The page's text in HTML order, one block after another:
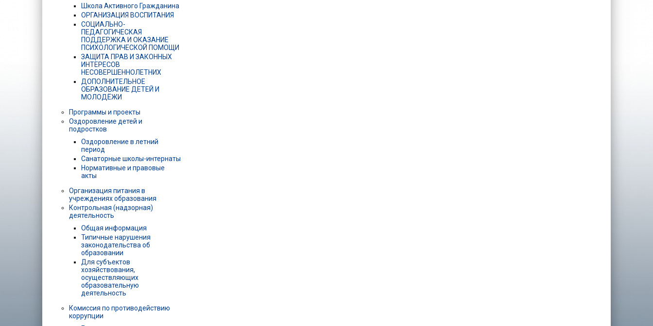
Школа Активного Гражданина
ОРГАНИЗАЦИЯ ВОСПИТАНИЯ
СОЦИАЛЬНО-
ПЕДАГОГИЧЕСКАЯ
ПОДДЕРЖКА И ОКАЗАНИЕ
ПСИХОЛОГИЧЕСКОЙ ПОМОЩИ
ЗАЩИТА ПРАВ И ЗАКОННЫХ
ИНТЕРЕСОВ
НЕСОВЕРШЕННОЛЕТНИХ
ДОПОЛНИТЕЛЬНОЕ
ОБРАЗОВАНИЕ ДЕТЕЙ И
МОЛОДЁЖИ
Программы и проекты
Оздоровление детей и
подростков
Оздоровление в летний
период
Санаторные школы-интернаты
Нормативные и правовые
акты
Организация питания в
учреждениях образования
Контрольная (надзорная)
деятельность
Общая информация
Типичные нарушения
законодательства об
образовании
Для субъектов
хозяйствования,
осуществляющих
образовательную
деятельность
Комиссия по противодействию
коррупции